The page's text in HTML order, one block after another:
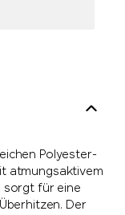
Polyester-
atmungsaktivem
sorgt für eine
Der